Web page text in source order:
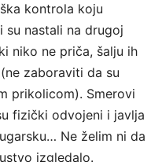
kontrola koju
su nastali na drugoj
niko ne priča, šalju ih
zaboraviti da su
prikolicom). Smerovi
fizički odvojeni i javlja
Ne želim ni da
izgledalo.